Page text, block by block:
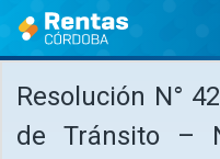
contenido
Resolución N°
de Tránsito –